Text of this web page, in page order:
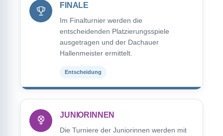
FINALE
Im Finalturnier werden die
entscheidenden Platzierungsspiele
ausgetragen und der Dachauer
Hallenmeister ermittelt.
Entscheidung
JUNIORINNEN
Die Turniere der Juniorinnen werden mit